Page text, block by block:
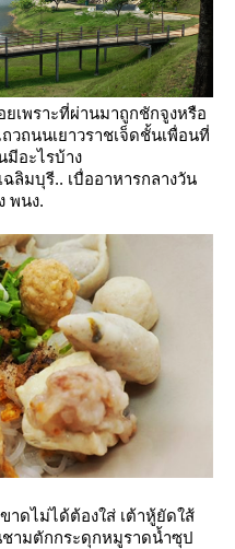
ยเพราะที่ผ่านมาถูกชักจูงหรือ
วถนนเยาวราชเจ็ดชั้นเพื่อนที่
มีอะไรบ้าง
ลิมบุรี.. เบื่ออาหารกลางวัน
พนง.
าดไม่ได้ต้องใส่ เต้าหู้ยัดใส้
ามตักกระดุกหมูราดน้ำซุป